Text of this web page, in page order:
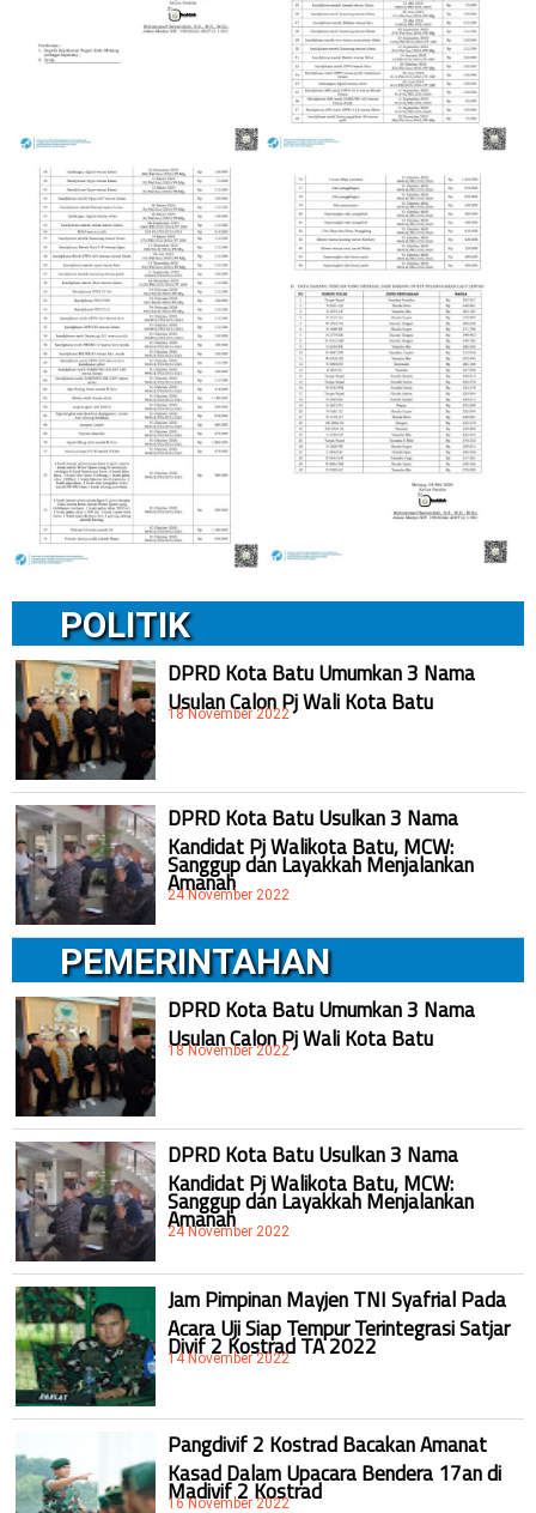
POLITIK
DPRD Kota Batu Umumkan 3 Nama
Usulan Calon Pj Wali Kota Batu
18 November 2022
DPRD Kota Batu Usulkan 3 Nama
Kandidat Pj Walikota Batu, MCW:
Sanggup dan Layakkah Menjalankan
Amanah
24 November 2022
PEMERINTAHAN
DPRD Kota Batu Umumkan 3 Nama
Usulan Calon Pj Wali Kota Batu
18 November 2022
DPRD Kota Batu Usulkan 3 Nama
Kandidat Pj Walikota Batu, MCW:
Sanggup dan Layakkah Menjalankan
Amanah
24 November 2022
Jam Pimpinan Mayjen TNI Syafrial Pada
Acara Uji Siap Tempur Terintegrasi Satjar
Divif 2 Kostrad TA 2022
14 November 2022
Pangdivif 2 Kostrad Bacakan Amanat
Kasad Dalam Upacara Bendera 17an di
Madivif 2 Kostrad
16 November 2022